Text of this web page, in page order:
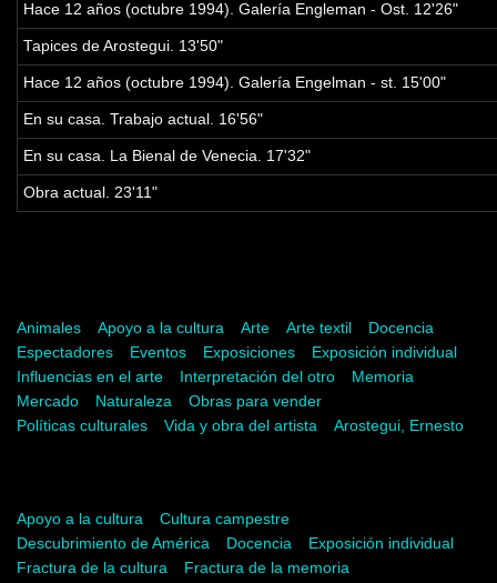
Hace 12 años (octubre 1994). Galería Engleman - Ost. 12'26"
Tapices de Arostegui. 13'50"
Hace 12 años (octubre 1994). Galería Engelman - st. 15'00"
En su casa. Trabajo actual. 16'56"
En su casa. La Bienal de Venecia. 17'32"
Obra actual. 23'11"
Animales Apoyo a la cultura Arte Arte textil
Docencia
Espectadores
Eventos Exposiciones
Exposición individual
Influencias en el arte
Interpretación del otro
Memoria
Mercado
Naturaleza
Obras para vender
Políticas culturales
Vida y obra del artista Arostegui, Ernesto
Apoyo a la cultura
Cultura campestre
Descubrimiento de América
Docencia
Exposición individual
Fractura de la cultura
Fractura de la memoria